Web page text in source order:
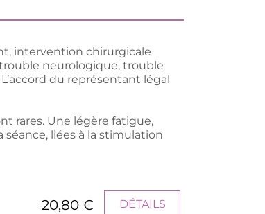
intervention chirurgicale
neurologique, trouble
du représentant légal
rares. Une légère fatigue,
liées à la stimulation
20,80 € DÉTAILS